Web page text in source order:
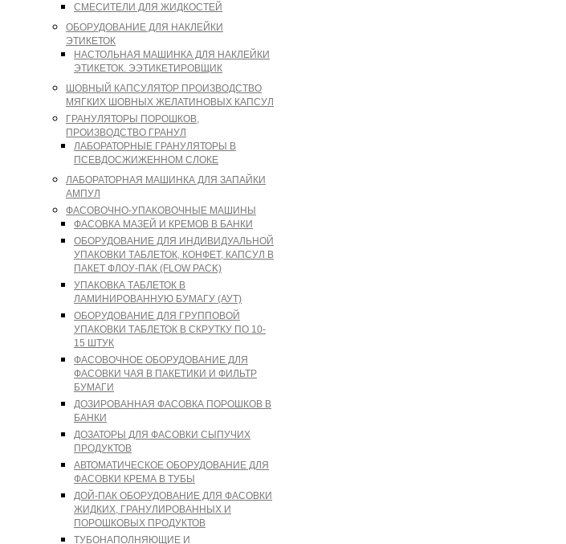
СМЕСИТЕЛИ ДЛЯ ЖИДКОСТЕЙ
ОБОРУДОВАНИЕ ДЛЯ НАКЛЕЙКИ
ЭТИКЕТОК
НАСТОЛЬНАЯ МАШИНКА ДЛЯ НАКЛЕЙКИ
ЭТИКЕТОК. ЭЭТИКЕТИРОВЩИК
ШОВНЫЙ КАПСУЛЯТОР ПРОИЗВОДСТВО
МЯГКИХ ШОВНЫХ ЖЕЛАТИНОВЫХ КАПСУЛ
ГРАНУЛЯТОРЫ ПОРОШКОВ,
ПРОИЗВОДСТВО ГРАНУЛ
ЛАБОРАТОРНЫЕ ГРАНУЛЯТОРЫ В
ПСЕВДОСЖИЖЕННОМ СЛОКЕ
ЛАБОРАТОРНАЯ МАШИНКА ДЛЯ ЗАПАЙКИ
АМПУЛ
ФАСОВОЧНО-УПАКОВОЧНЫЕ МАШИНЫ
ФАСОВКА МАЗЕЙ И КРЕМОВ В БАНКИ
ОБОРУДОВАНИЕ ДЛЯ ИНДИВИДУАЛЬНОЙ
УПАКОВКИ ТАБЛЕТОК, КОНФЕТ, КАПСУЛ В
ПАКЕТ ФЛОУ-ПАК (FLOW PACK)
УПАКОВКА ТАБЛЕТОК В
ЛАМИНИРОВАННУЮ БУМАГУ (АУТ)
ОБОРУДОВАНИЕ ДЛЯ ГРУППОВОЙ
УПАКОВКИ ТАБЛЕТОК В СКРУТКУ ПО 10-
15 ШТУК
ФАСОВОЧНОЕ ОБОРУДОВАНИЕ ДЛЯ
ФАСОВКИ ЧАЯ В ПАКЕТИКИ И ФИЛЬТР
БУМАГИ
ДОЗИРОВАННАЯ ФАСОВКА ПОРОШКОВ В
БАНКИ
ДОЗАТОРЫ ДЛЯ ФАСОВКИ СЫПУЧИХ
ПРОДУКТОВ
АВТОМАТИЧЕСКОЕ ОБОРУДОВАНИЕ ДЛЯ
ФАСОВКИ КРЕМА В ТУБЫ
ДОЙ-ПАК ОБОРУДОВАНИЕ ДЛЯ ФАСОВКИ
ЖИДКИХ, ГРАНУЛИРОВАННЫХ И
ПОРОШКОВЫХ ПРОДУКТОВ
ТУБОНАПОЛНЯЮЩИЕ И